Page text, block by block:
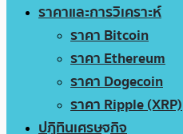
ราคาและการวิเคราะห์
ราคา Bitcoin
ราคา Ethereum
ราคา Dogecoin
ราคา Ripple (XRP)
ปฏิทินเศรษฐกิจ